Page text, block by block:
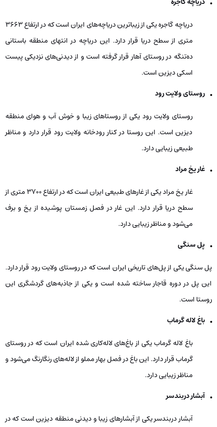
دریاچه گاجره یکی از زیباترین دریاچه‌های ایران است که در ارتفاع ۳۶۶۳
متری از سطح دریا قرار دارد. این دریاچه در انتهای منطقه باستانی
ده‌تنگه در روستای آهار قرار گرفته است و از دیدنی‌های نزدیکی پیست
اسکی دیزین است.
روستای ولایت رود
روستای ولایت رود یکی از روستاهای زیبا و خوش آب و هوای منطقه
دیزین است. این روستا در کنار رودخانه ولایت رود قرار دارد و مناظر
طبیعی زیبایی دارد.
غار یخ مراد
غار یخ مراد یکی از غارهای طبیعی ایران است که در ارتفاع ۳۷۰۰ متری از
سطح دریا قرار دارد. این غار در فصل زمستان پوشیده از یخ و برف
می‌شود و مناظر زیبایی دارد.
پل سنگی
پل سنگی یکی از پل‌های تاریخی ایران است که در روستای ولایت رود قرار دارد.
این پل در دوره قاجار ساخته شده است و یکی از جاذبه‌های گردشگری این
روستا است.
باغ لاله گرماب
باغ لاله گرماب یکی از باغ‌های لاله‌کاری شده ایران است که در روستای
گرماب قرار دارد. این باغ در فصل بهار مملو از لاله‌های رنگارنگ می‌شود و
مناظر زیبایی دارد.
آبشار دربندسر
آبشار دربندسر یکی از آبشارهای زیبا و دیدنی منطقه دیزین است که در